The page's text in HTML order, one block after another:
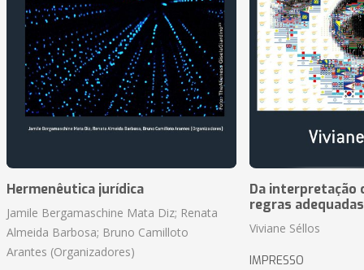
Hermenêutica jurídica
Jamile Bergamaschine Mata Diz; Renata
Almeida Barbosa; Bruno Camilloto
Arantes (Organizadores)
Da interpretação
regras
Viviane Séllos
IMPRESSO